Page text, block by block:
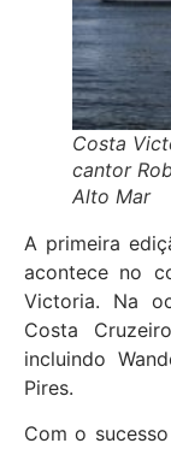
Costa
cantor
Alto Mar
A primeira
acontece no
Victoria. Na
Costa
incluindo
Pires.
Com o